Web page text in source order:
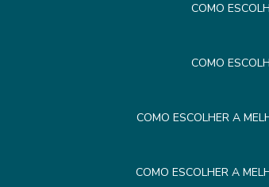
COMO
COMO
COMO ESCOLHER A
COMO ESCOLHER A